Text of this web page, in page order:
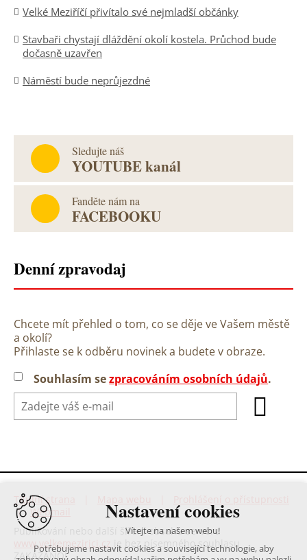
Velké Meziříčí přivítalo své nejmladší občánky
Stavbaři chystají dláždění okolí kostela. Průchod bude
dočasně uzavřen
Náměstí bude neprůjezdné
Sledujte náš
YOUTUBE kanál
Fanděte nám na
FACEBOOKU
Denní zpravodaj
Chcete mít přehled o tom, co se děje ve Vašem městě
a okolí?
Přihlaste se k odběru novinek a budete v obraze.
Souhlasím sezpracováním osobních údajů.
Titulní strana
|Webmail
Publikování nebo další šíření obsahu serveru
www.velkemezirici.cz
je bez písemného souhlasu
ZAKÁZÁNO!
Nastavení cookies
Vítejte na našem webu!
Potřebujeme nastavit cookies a související technologie, aby